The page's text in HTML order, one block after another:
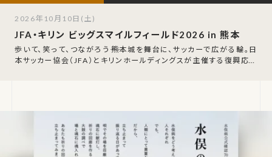
JFA・キリン ビッグスマイルフィールド2026 in 熊本
歩いて、笑って、つながろう――熊本城を舞台に、サッカーで広がる輪。日
本サッカー協会（JFA）とキリンホールディングスが主催する復興応援
2026年10月10日(土)